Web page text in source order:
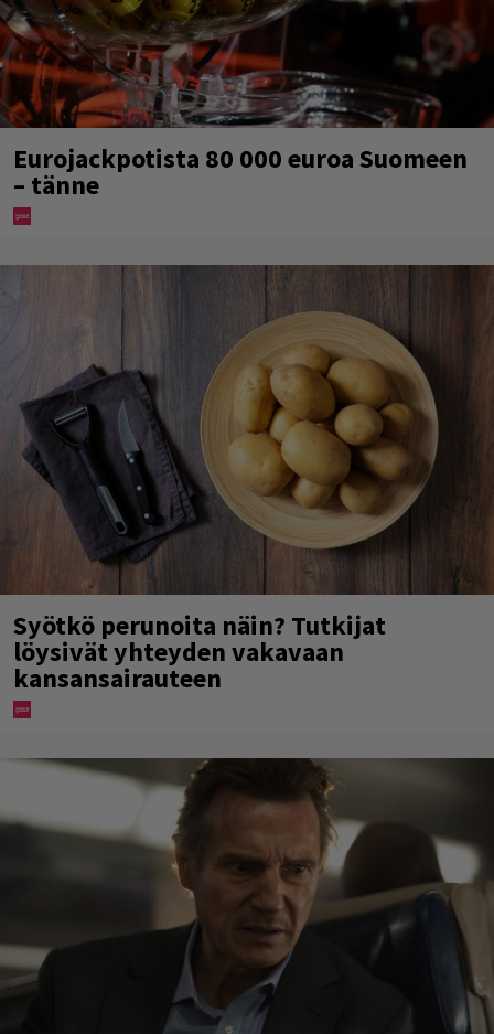
Eurojackpotista 80 000 euroa Suomeen
– tänne
Syötkö perunoita näin? Tutkijat
löysivät yhteyden vakavaan
kansansairauteen